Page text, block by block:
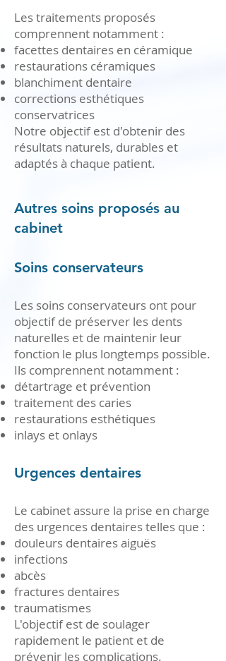
Les traitements proposés
comprennent notamment :
facettes dentaires en céramique
restaurations céramiques
blanchiment dentaire
corrections esthétiques
conservatrices
Notre objectif est d'obtenir des
résultats naturels, durables et
adaptés à chaque patient.
Autres soins proposés au
cabinet
Soins conservateurs
Les soins conservateurs ont pour
objectif de préserver les dents
naturelles et de maintenir leur
fonction le plus longtemps possible.
Ils comprennent notamment :
détartrage et prévention
traitement des caries
restaurations esthétiques
inlays et onlays
​​Urgences dentaires
Le cabinet assure la prise en charge
des urgences dentaires telles que :
douleurs dentaires aiguës
infections
abcès
fractures dentaires
traumatismes
L'objectif est de soulager
rapidement le patient et de
prévenir les complications.